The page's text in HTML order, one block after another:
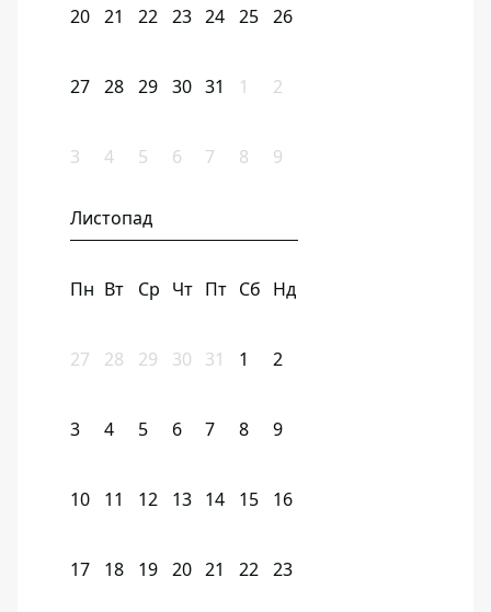
20 21 22 23 24 25 26
27 28 29 30 31 1 2
3 4 5 6 7 8 9
Листопад
Пн Вт Ср Чт Пт Сб Нд
27 28 29 30 31 1 2
3 4 5 6 7 8 9
10 11 12 13 14 15 16
17 18 19 20 21 22 23